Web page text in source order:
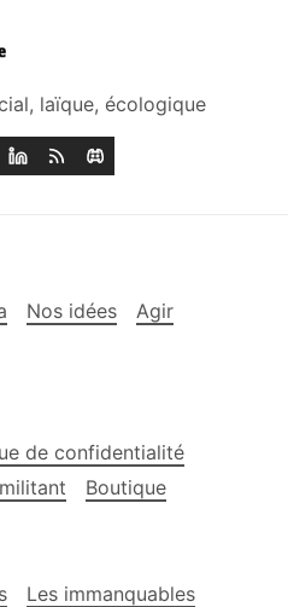
laïque, écologique
Nos idées
Agir
de confidentialité
Boutique
Les immanquables